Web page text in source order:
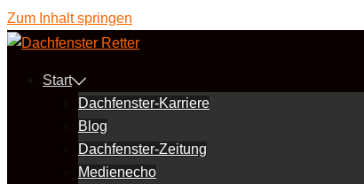
Zum Inhalt springen
Start
Dachfenster-Karriere
Blog
Dachfenster-Zeitung
Medienecho